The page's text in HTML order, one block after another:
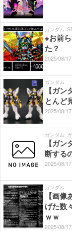
ガンダム
※お前
た？
2025/08/17
ガンダム
【ガ
とんど
2025/08/17
ガンダム
【ガ
断する
2025/08/17
ガンダム
【画
げた数
ｗｗ
2025/08/17